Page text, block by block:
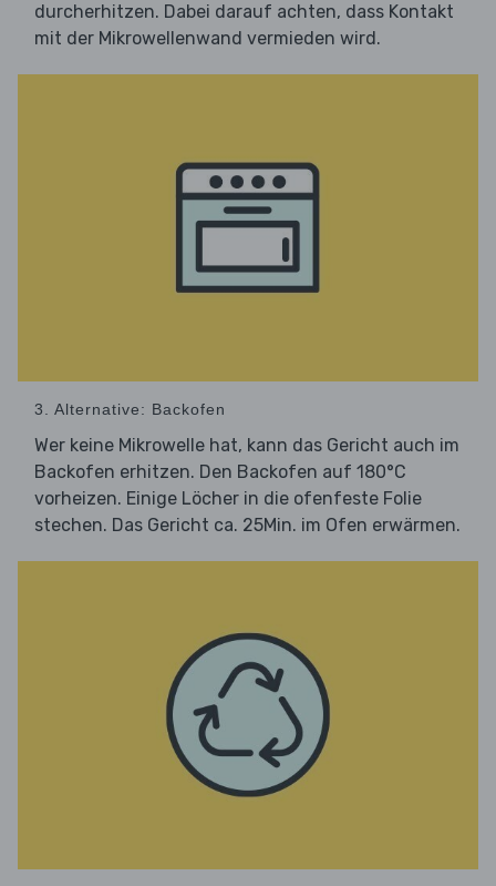
durcherhitzen. Dabei darauf achten, dass Kontakt
mit der Mikrowellenwand vermieden wird.
3. Alternative: Backofen
Wer keine Mikrowelle hat, kann das Gericht auch im
Backofen erhitzen. Den Backofen auf 180°C
vorheizen. Einige Löcher in die ofenfeste Folie
stechen. Das Gericht ca. 25Min. im Ofen erwärmen.